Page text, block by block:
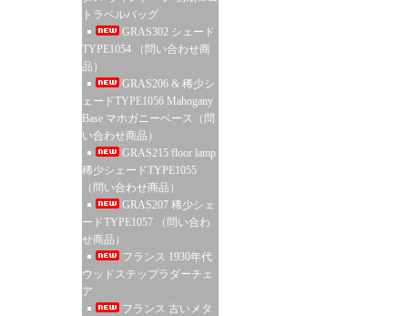
トラベルバッグ
GRAS302 シェード
TYPE1054 （問い合わせ商
品）
GRAS206 & 稀少シ
ェードTYPE1056 Mahogany
Base マホガニーベース（問
い合わせ商品）
GRAS215 floor lamp
稀少シェードTYPE1055
（問い合わせ商品）
GRAS207 稀少シェ
ードTYPE1057 （問い合わ
せ商品）
フランス 1930年代
ウッドステップラダーチェ
ア
フランス 古いメタ